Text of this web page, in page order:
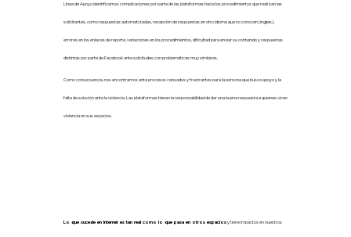
Línea de Apoyo identificamos complicaciones por parte de las plataformas hacia los procedimientos que realizan las
solicitantes, como respuestas automatizadas, recepción de respuestas en otro idioma que no conocen (inglés),
errores en los enlaces de reporte, variaciones en los procedimientos, dificultad para enviar su contenido y respuestas
distintas por parte de Facebook ante solicitudes con problemáticas muy similares.
Como consecuencia, nos encontramos ante procesos cansados y frustrantes para la persona que busca apoyo y la
falta de solución ante la violencia. Las plataformas tienen la responsabilidad de dar una buena respuesta a quienes viven
violencia en sus espacios.
Lo que sucede en Internet es tan real como lo que pasa en otros espaciosy tiene impactos en nuestros